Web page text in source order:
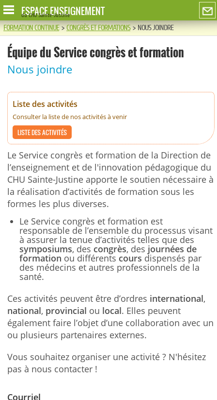
ESPACE ENSEIGNEMENT
du CHU Sainte-Justine
FORMATION CONTINUE>CONGRÈS ET FORMATIONS>NOUS JOINDRE
Équipe du Service congrès et formation
Nous joindre
Liste des activités
Consulter la liste de nos activités à venir
LISTE DES ACTIVITÉS
Le Service congrès et formation de la Direction de
l’enseignement et de l'innovation pédagogique du
CHU Sainte-Justine apporte le soutien nécessaire à
la réalisation d’activités de formation sous les
formes les plus diverses.
Le Service congrès et formation est
responsable de l’ensemble du processus visant
à assurer la tenue d’activités telles que des
symposiums, des congrès, des journées de
formation ou différents cours dispensés par
des médecins et autres professionnels de la
santé.
Ces activités peuvent être d’ordres international,
national, provincial ou local. Elles peuvent
également faire l’objet d’une collaboration avec un
ou plusieurs partenaires externes.
Vous souhaitez organiser une activité ? N'hésitez
pas à nous contacter !
Courriel